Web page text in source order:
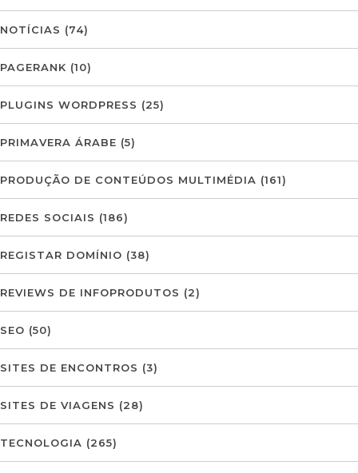
NOTÍCIAS (74)
PAGERANK (10)
PLUGINS WORDPRESS (25)
PRIMAVERA ÁRABE (5)
PRODUÇÃO DE CONTEÚDOS MULTIMÉDIA (161)
REDES SOCIAIS (186)
REGISTAR DOMÍNIO (38)
REVIEWS DE INFOPRODUTOS (2)
SEO (50)
SITES DE ENCONTROS (3)
SITES DE VIAGENS (28)
TECNOLOGIA (265)